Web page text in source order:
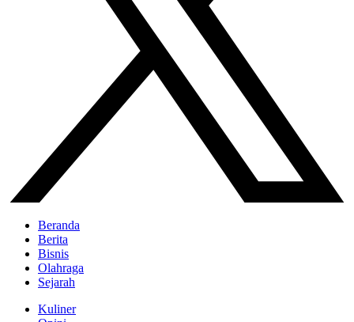
Beranda
Berita
Bisnis
Olahraga
Sejarah
Kuliner